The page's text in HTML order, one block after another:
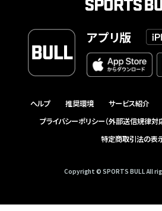
アプリ版
ヘルプ 推奨環境 サービス紹介
プライバシーポリシー（外部送信規律対
特定商取引法の表
Copyright © SPORTS BULL All